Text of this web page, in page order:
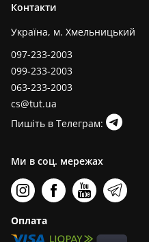
Контакти
Україна, м. Хмельницький
097-233-2003
099-233-2003
063-233-2003
cs@tut.ua
Пишіть в Телеграм:
Ми в соц. мережах
Оплата